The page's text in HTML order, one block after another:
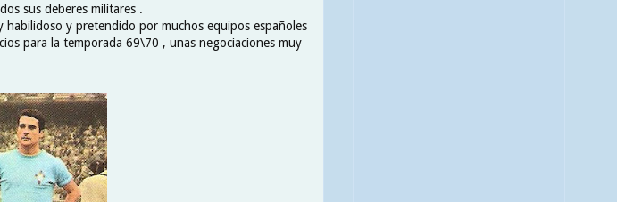
sus deberes militares .
y pretendido por muchos equipos españoles
para la temporada 69\70 , unas negociaciones muy